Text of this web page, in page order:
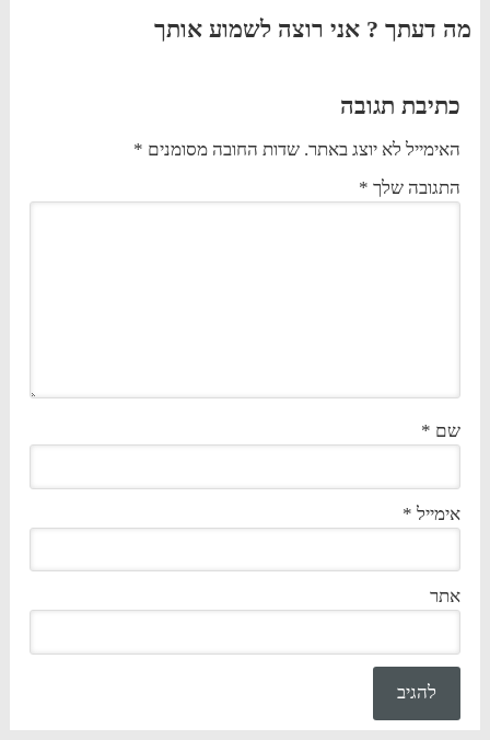
מה דעתך ? אני רוצה לשמוע אותך
כתיבת תגובה
האימייל לא יוצג באתר. שדות החובה מסומנים *
התגובה שלך *
שם *
אימייל *
אתר